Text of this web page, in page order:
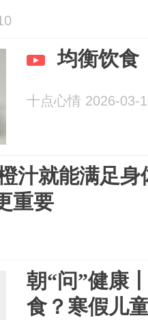
均衡饮食
十点心情 2026-03-
汁就能满足
重要
朝“问”健康
食？寒假儿